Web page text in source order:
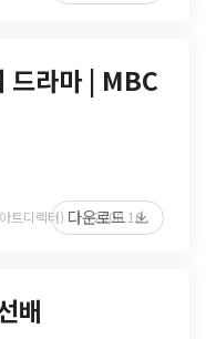
라마 | MBC
트디렉터) 2008 10
다운로드
배